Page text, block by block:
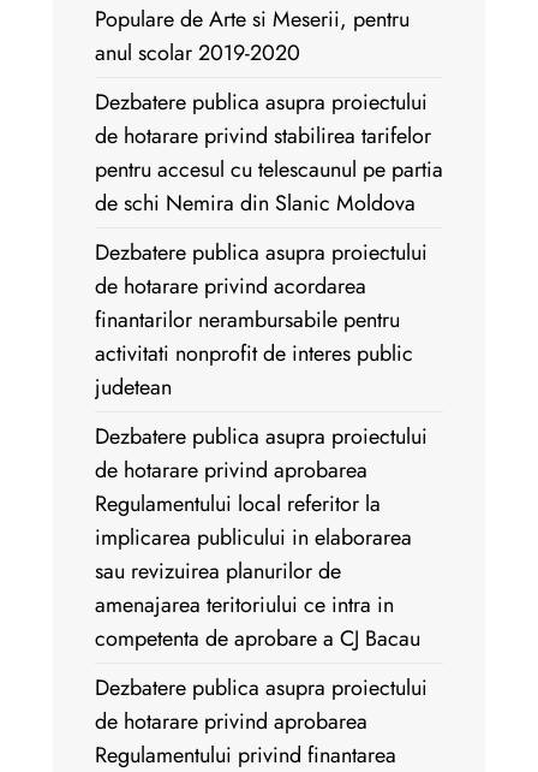
Populare de Arte si Meserii, pentru
anul scolar 2019-2020
Dezbatere publica asupra proiectului
de hotarare privind stabilirea tarifelor
pentru accesul cu telescaunul pe partia
de schi Nemira din Slanic Moldova
Dezbatere publica asupra proiectului
de hotarare privind acordarea
finantarilor nerambursabile pentru
activitati nonprofit de interes public
judetean
Dezbatere publica asupra proiectului
de hotarare privind aprobarea
Regulamentului local referitor la
implicarea publicului in elaborarea
sau revizuirea planurilor de
amenajarea teritoriului ce intra in
competenta de aprobare a CJ Bacau
Dezbatere publica asupra proiectului
de hotarare privind aprobarea
Regulamentului privind finantarea